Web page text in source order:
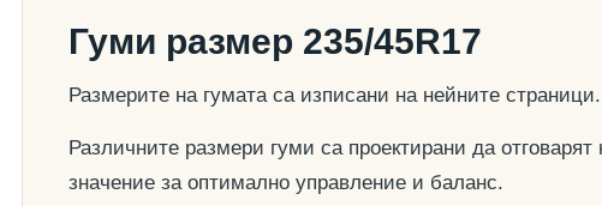
Гуми размер 235/45R17
Размерите на гумата са изписани на нейните
Различните размери гуми са проектирани да
значение за оптимално управление и баланс.